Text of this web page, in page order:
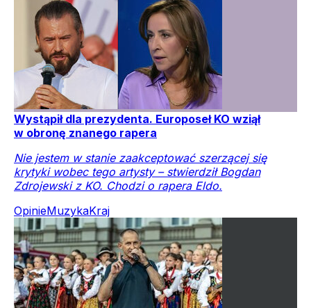
Wystąpił dla prezydenta. Europoseł KO wziął
w obronę znanego rapera
Nie jestem w stanie zaakceptować szerzącej się
krytyki wobec tego artysty – stwierdził Bogdan
Zdrojewski z KO. Chodzi o rapera Eldo.
OpinieMuzykaKraj